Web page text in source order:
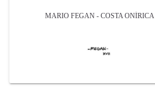
MARIO FEGAN - COSTA ONÍRICA